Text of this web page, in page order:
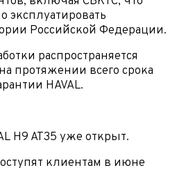
эксплуатировать
Российской Федерации.
распространяется
протяжении всего срока
HAVAL.
H9 AT35 уже открыт.
клиентам в июне
мы перезвоним Вам в рабочее
знать Ваш часовой пояс.
отправлено!